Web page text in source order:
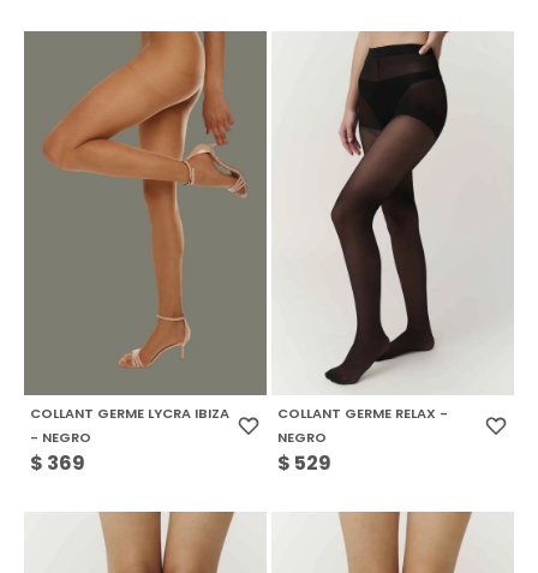
COLLANT GERME LYCRA IBIZA
- NEGRO
$ 369
COLLANT GERME RELAX -
NEGRO
$ 529